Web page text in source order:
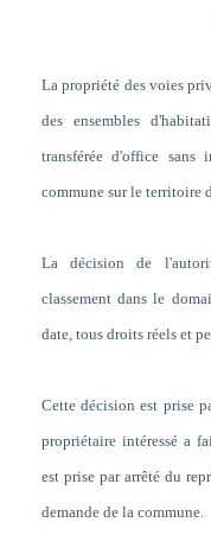
La propriété des voies
des ensembles
transférée d'office
commune sur le territoire
La décision de
classement dans le
date, tous droits réels et
Cette décision est prise
propriétaire intéressé a
est prise par arrêté du
demande de la commune.